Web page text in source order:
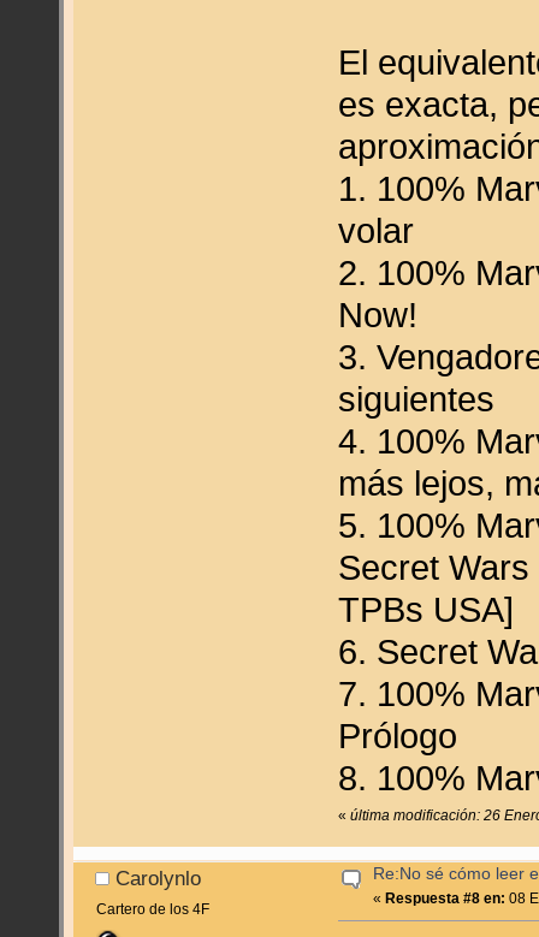
El
es exacta,
1. 100%
volar
2. 100%
Now!
3.
siguientes
4. 100%
más lejos,
5. 100%
Secret
TPBs USA]
6. Secret
7. 100%
Prólogo
8. 100%
«última modificación: 26
Carolynlo
Cartero de los 4F
Re:No sé cómo leer
«Respuesta #8 en: 08